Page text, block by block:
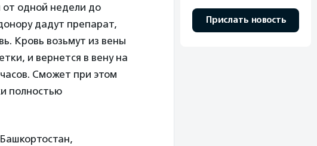
от одной недели до
дадут препарат,
Кровь возьмут из вены
и вернется в вену на
Сможет при этом
полностью
Прислать новость